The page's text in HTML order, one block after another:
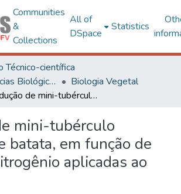
Communities
&
Collections
All of
DSpace
Statistics
Técnico-científica
Centro de Ciências Biológicas e da Saúde
Biologia Vegetal
Produção de mini-tubérculo semente de batata, em função de doses de nitrogênio aplicadas ao substrato
mini-tubérculo
batata, em função de
aplicadas ao